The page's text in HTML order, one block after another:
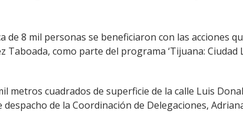
de 8 mil personas se beneficiaron con las acciones
Taboada, como parte del programa ‘Tijuana:
cuadrados de superficie de la calle Luis
despacho de la Coordinación de Delegaciones,